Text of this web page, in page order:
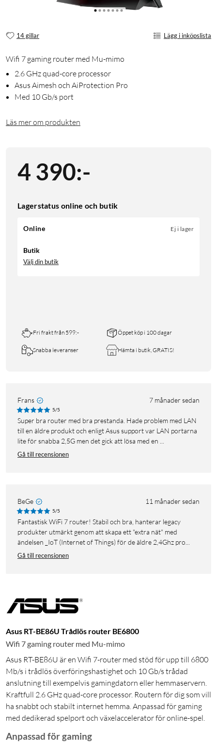
14 gillar Lägg i inköpslista
Wifi 7 gaming router med Mu-mimo
2.6 GHz quad-core processor
Asus Aimesh och AiProtection Pro
Med 10 Gb/s port
Läs mer om produkten
4 390:-
Lagerstatus online och butik
Online Ej i lager
Butik
Välj din butik
Fri frakt från 599:- Öppet köp i 100 dagar
Snabba leveranser Hämta i butik, GRATIS!
Frans 7 månader sedan
5/5
Super bra router med bra prestanda. Hade problem med LAN
till en äldre produkt och enligt Asus support var LAN portarna
lite för snabba 2,5G men det gick att lösa med en ...
Gå till recensionen
BeGe 11 månader sedan
5/5
Fantastisk WiFi 7 router! Stabil och bra, hanterar legacy
produkter utmärkt genom att skapa ett "extra nät" med
ändelsen _IoT (Internet of Things) för de äldre 2,4Ghz pro...
Gå till recensionen
Asus RT-BE86U Trådlös router BE6800
Wifi 7 gaming router med Mu-mimo
Asus RT-BE86U är en Wifi 7-router med stöd för upp till 6800
Mb/s i trådlös överföringshastighet och 10 Gb/s trådad
anslutning till exempelvis gamingdatorn eller hemmaservern.
Kraftfull 2.6 GHz quad-core processor. Routern för dig som vill
ha snabbt och stabilt internet hemma. Anpassad för gaming
med dedikerad spelport och växelaccelerator för online-spel.
Anpassad för gaming